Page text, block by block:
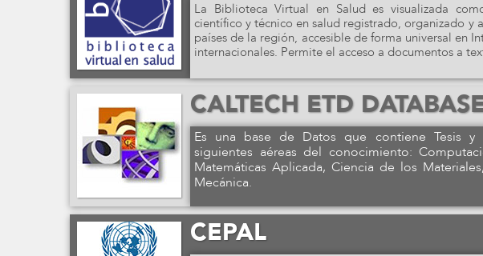
La Biblioteca Virtual en Salud es visualizada
científico y técnico en salud registrado, organizado y
países de la región, accesible de forma universal en
internacionales. Permite el acceso a documentos a
CALTECH ETD
Es una base de Datos que contiene Tesis y
siguientes aéreas del conocimiento:
Matemáticas Aplicada, Ciencia de los
Mecánica.
CEPAL